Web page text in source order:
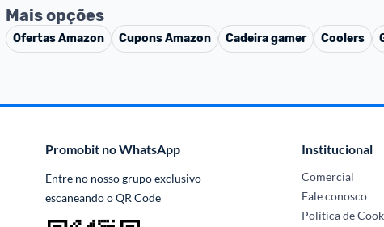
Mais opções
OfertasAmazon CuponsAmazon Cadeira gamer Coolers
Promobit no WhatsApp
Entre no nosso grupo exclusivo
escaneando o QR Code
Institucional
Comercial
Fale conosco
Política de